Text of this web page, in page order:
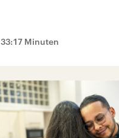
33:17 Minuten